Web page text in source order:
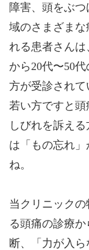
障害、頭をぶ
域のさまざまな
れる患者さん
から20代〜50
方が受診され
若い方ですと
しびれを訴え
は「もの忘れ
ね。
当クリニック
る頭痛の診療
断、「力が入